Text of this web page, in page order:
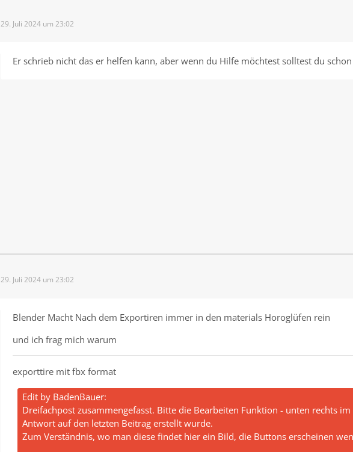
29. Juli 2024 um 23:02
Er schrieb nicht das er helfen kann, aber wenn du Hilfe möchtest solltest du
29. Juli 2024 um 23:02
Blender Macht Nach dem Exportiren immer in den materials Horoglüfen rein
und ich frag mich warum
exporttire mit fbx format
Edit by BadenBauer:
Dreifachpost zusammengefasst. Bitte die Bearbeiten Funktion - unten rechts
Antwort auf den letzten Beitrag erstellt wurde.
Zum Verständnis, wo man diese findet hier ein Bild, die Buttons erscheinen